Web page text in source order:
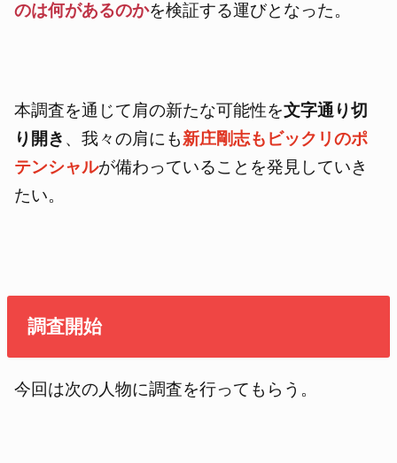
のは何があるのかを検証する運びとなった。
本調査を通じて肩の新たな可能性を文字通り切
り開き 、我々の肩にも新庄剛志もビックリのポ
テンシャルが備わっていることを発見していき
たい。
調査開始
今回は次の人物に調査を行ってもらう。